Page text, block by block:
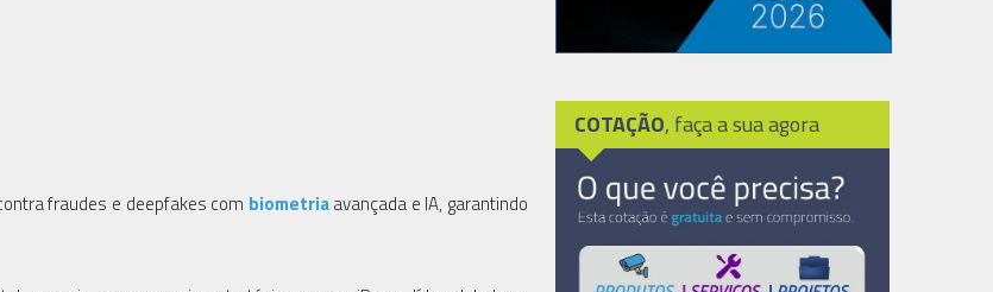
fraudes e deepfakes com biometriaavançada e IA, garantindo
COTAÇÃO, faça a sua agora